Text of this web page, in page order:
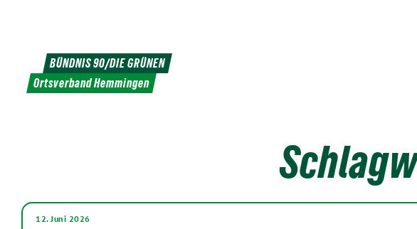
BÜNDNIS 90/DIE GRÜNEN
Ortsverband Hemmingen
12. Juni 2026